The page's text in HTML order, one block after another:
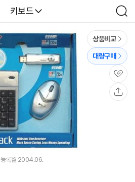
다나와
키보드
검
색
상품비교
대량구매
관
심
등록월 2004.06.